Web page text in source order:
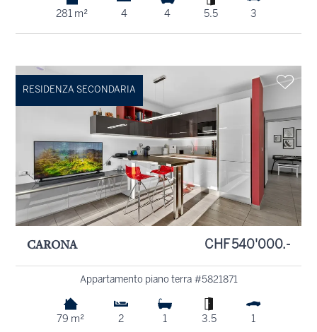
281 m² 4 4 5.5 3
RESIDENZA SECONDARIA
CARONA CHF 540'000.-
Appartamento piano terra #5821871
79 m² 2 1 3.5 1